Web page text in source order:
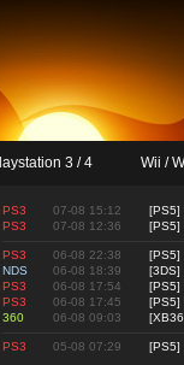
3 / 4 Wii /
PS3 07-08 15:12
[PS5]
PS3
07-08 12:36 [PS5]
PS3 06-08 22:38
[PS5]
NDS
06-08 18:39
[3DS]
PS3
06-08 17:54
[PS5]
PS3
06-08 17:45
[PS5]
360
06-08 09:03
PS3 05-08 07:29 [PS5]